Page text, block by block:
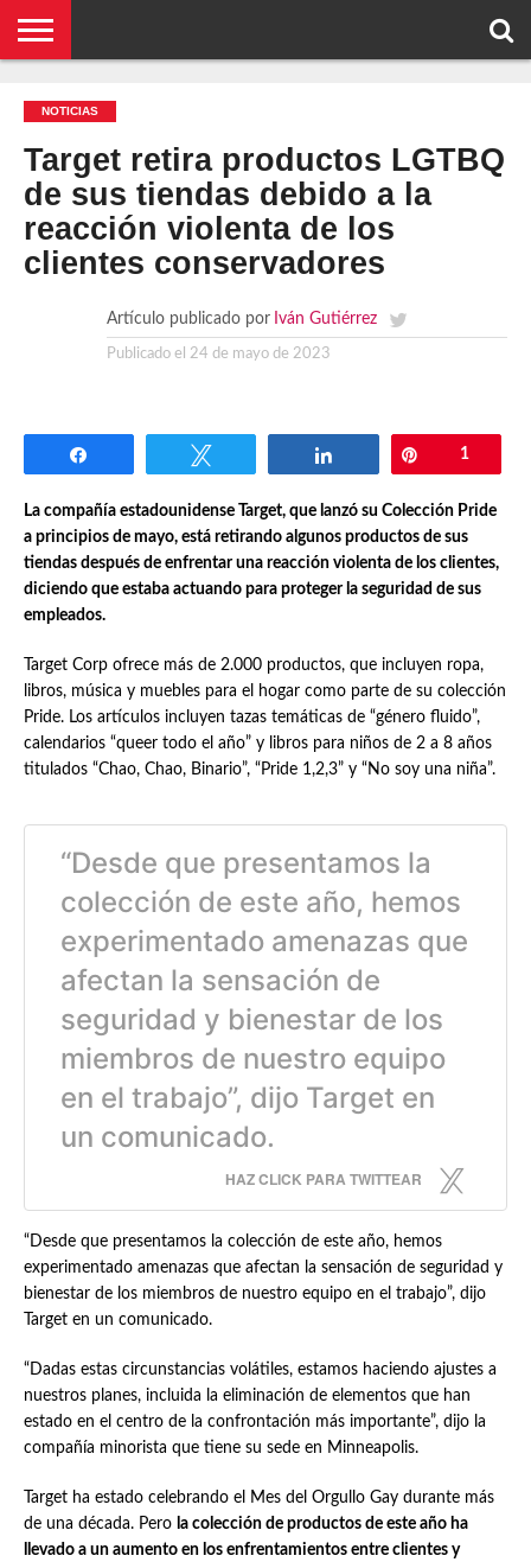
CONCEPTOS
BIOGRAFÍAS
ORGANIZACIONES
EMPRESAS
¿DE
QUÉ
TRATA
ESTO?
CONTACTO
NOTICIAS
Target retira productos LGTBQ
de sus tiendas debido a la
reacción violenta de los
clientes conservadores
Artículo publicado por Iván Gutiérrez
Publicado el 24 de mayo de 2023
Compartir 1
La compañía estadounidense Target, que lanzó su Colección Pride
a principios de mayo, está retirando algunos productos de sus
tiendas después de enfrentar una reacción violenta de los clientes,
diciendo que estaba actuando para proteger la seguridad de sus
empleados.
Target Corp ofrece más de 2.000 productos, que incluyen ropa,
libros, música y muebles para el hogar como parte de su colección
Pride. Los artículos incluyen tazas temáticas de “género fluido”,
calendarios “queer todo el año” y libros para niños de 2 a 8 años
titulados “Chao, Chao, Binario”, “Pride 1,2,3” y “No soy una niña”.
“Desde que presentamos la
colección de este año, hemos
experimentado amenazas que
afectan la sensación de
seguridad y bienestar de los
miembros de nuestro equipo
en el trabajo”, dijo Target en
un comunicado.
HAZ CLICK PARA TWITTEAR
“Desde que presentamos la colección de este año, hemos
experimentado amenazas que afectan la sensación de seguridad y
bienestar de los miembros de nuestro equipo en el trabajo”, dijo
Target en un comunicado.
“Dadas estas circunstancias volátiles, estamos haciendo ajustes a
nuestros planes, incluida la eliminación de elementos que han
estado en el centro de la confrontación más importante”, dijo la
compañía minorista que tiene su sede en Minneapolis.
Target ha estado celebrando el Mes del Orgullo Gay durante más
de una década. Pero la colección de productos de este año ha
llevado a un aumento en los enfrentamientos entre clientes y